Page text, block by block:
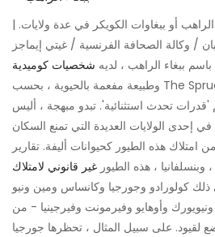
أو ببغاوات الكويكر في عدة ولايات. |
/ وكالة الصحافة الفرنسية / غيتي إيماجز
ببغاء الراهب ، لديه شخصيات كوميدية
وطبيعة مفعمة بالحيوية ، بحسب The Spruce. كما أنهم يشكلون روابط
'قدرات تحدث استثنائية'. تبدو مبهجة ، أليس
الولايات العديدة التي تمنع السكان
من امتلاك هذه الطيور كحيوانات أليفة. تقارير Petcha في كاليفورنيا ،
وبنسلفانيا ، هذه الطيور غير قانوني لامتلاك
كولورادو وجورجيا وكانساس ومين ونيو
وأوهايو وفيرمونت وفيرجينيا - من
لقيود. على سبيل المثال ، تحظرها جورجيا